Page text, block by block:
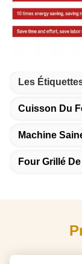
Les
Cuisson Du
Machine
Four Grillé